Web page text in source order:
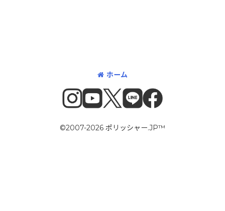
ホーム
©2007-2026 ポリッシャー.JP™